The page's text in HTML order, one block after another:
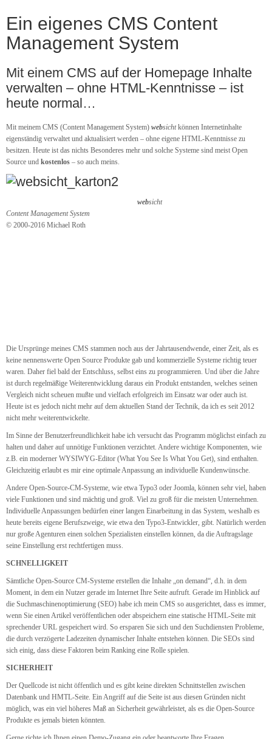
Ein eigenes CMS Content
Management System
Mit einem CMS auf der Homepage Inhalte
verwalten – ohne HTML-Kenntnisse – ist
heute normal…
Mit meinem CMS (Content Management System) websichtkönnen Internetinhalte
eigenständig verwaltet und aktualisiert werden – ohne eigene HTML-Kenntnisse zu
besitzen. Heute ist das nichts Besonderes mehr und solche Systeme sind meist Open
Source und kostenlos – so auch meins.
websicht
Content Management System
© 2000-2016 Michael Roth
Die Ursprünge meines CMS stammen noch aus der Jahrtausendwende, einer Zeit, als es
keine nennenswerte Open Source Produkte gab und kommerzielle Systeme richtig teuer
waren. Daher fiel bald der Entschluss, selbst eins zu programmieren. Und über die Jahre
ist durch regelmäßige Weiterentwicklung daraus ein Produkt entstanden, welches seinen
Vergleich nicht scheuen mußte und vielfach erfolgreich im Einsatz war oder auch ist.
Heute ist es jedoch nicht mehr auf dem aktuellen Stand der Technik, da ich es seit 2012
nicht mehr weiterentwickelte.
Im Sinne der Benutzerfreundlichkeit habe ich versucht das Programm möglichst einfach zu
halten und daher auf unnötige Funktionen verzichtet. Andere wichtige Komponenten, wie
z.B. ein moderner WYSIWYG-Editor (What You See Is What You Get), sind enthalten.
Gleichzeitig erlaubt es mir eine optimale Anpassung an individuelle Kundenwünsche.
Andere Open-Source-CM-Systeme, wie etwa Typo3 oder Joomla, können sehr viel, haben
viele Funktionen und sind mächtig und groß. Viel zu groß für die meisten Unternehmen.
Individuelle Anpassungen bedürfen einer langen Einarbeitung in das System, weshalb es
heute bereits eigene Berufszweige, wie etwa den Typo3-Entwickler, gibt. Natürlich werden
nur große Agenturen einen solchen Spezialisten einstellen können, da die Auftragslage
seine Einstellung erst rechtfertigen muss.
SCHNELLIGKEIT
Sämtliche Open-Source CM-Systeme erstellen die Inhalte „on demand“, d.h. in dem
Moment, in dem ein Nutzer gerade im Internet Ihre Seite aufruft. Gerade im Hinblick auf
die Suchmaschinenoptimierung (SEO) habe ich mein CMS so ausgerichtet, dass es immer,
wenn Sie einen Artikel veröffentlichen oder abspeichern eine statische HTML-Seite mit
sprechender URL gespeichert wird. So ersparen Sie sich und den Suchdiensten Probleme,
die durch verzögerte Ladezeiten dynamischer Inhalte entstehen können. Die SEOs sind
sich einig, dass diese Faktoren beim Ranking eine Rolle spielen.
SICHERHEIT
Der Quellcode ist nicht öffentlich und es gibt keine direkten Schnittstellen zwischen
Datenbank und HMTL-Seite. Ein Angriff auf die Seite ist aus diesen Gründen nicht
möglich, was ein viel höheres Maß an Sicherheit gewährleistet, als es die Open-Source
Produkte es jemals bieten könnten.